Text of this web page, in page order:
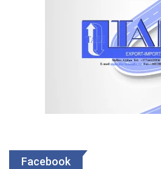
Facebook